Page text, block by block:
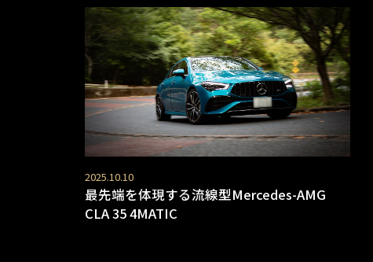
2025.10.10
最先端を体現する流線型Mercedes-AMG
CLA 35 4MATIC